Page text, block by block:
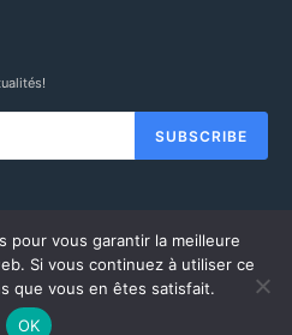
SUBSCRIBE
CGV -MENTIONS LÉGALES-
COMPTE
pour vous garantir la meilleure
Si vous continuez à utiliser ce
que vous en êtes satisfait.
OK